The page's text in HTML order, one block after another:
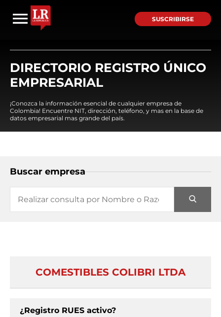
SUSCRIBIRSE
DIRECTORIO REGISTRO ÚNICO
EMPRESARIAL
¡Conozca la información esencial de cualquier empresa de
Colombia! Encuentre NIT, dirección, teléfono, y mas en la base de
datos empresarial mas grande del país.
Buscar empresa
COMESTIBLES COLIBRI LTDA
¿Registro RUES activo?